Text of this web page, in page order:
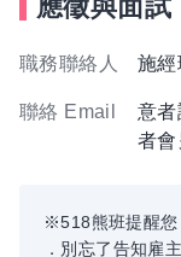
應徵與面試
職務聯絡人 施經
聯絡 Email
意
者會
※518熊班提醒您
．別忘了告知雇